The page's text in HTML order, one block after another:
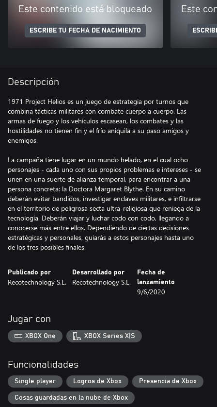
Este contenido está bloqueado
ESCRIBE TU FECHA DE NACIMIENTO
Este
Descripción
1971 Project Helios es un juego de estrategia por turnos que
combina tácticas militares con combate cuerpo a cuerpo. Las
armas de fuego y los vehículos escasean, los combates y las
hostilidades no tienen fin y el frío aniquila a su paso amigos y
enemigos.
La campaña tiene lugar en un mundo helado, en el cual ocho
personajes - cada uno con sus propios problemas e intereses - se
unen en una suerte de alianza temporal, para encontrar a una
persona concreta: la Doctora Margaret Blythe. En su camino
deberán evitar bandidos, investigar enclaves militares, e infiltrarse
en el territorio de peligrosa secta ultra-religiosa que reniega de la
tecnología. Deberán viajar y luchar codo con codo, llegando a
conocerse más entre ellos. Dependiendo de ciertas decisiones
estratégicas y personales, guiarás a estos personajes hasta uno
de los tres posibles finales.
Publicado por
Recotechnology S.L.
Desarrollado por
Recotechnology S.L.
Fecha de
lanzamiento
9/6/2020
Jugar con
XBOX One XBOX Series X|S
Funcionalidades
Single player Logros de Xbox Presencia de Xbox
Cosas guardadas en la nube de Xbox